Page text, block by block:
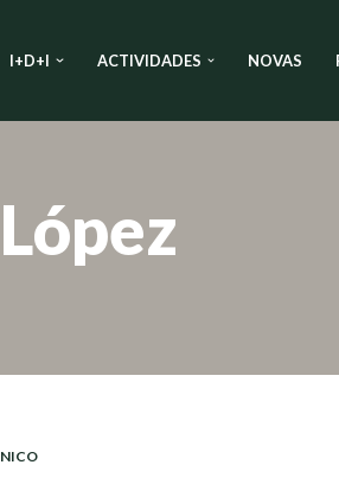
I+D+I ACTIVIDADES NOVAS